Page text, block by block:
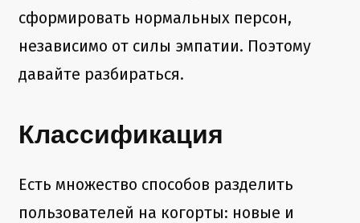
сформировать нормальных персон,
независимо от силы эмпатии. Поэтому
давайте разбираться.
Классификация
Есть множество способов разделить
пользователей на когорты: новые и